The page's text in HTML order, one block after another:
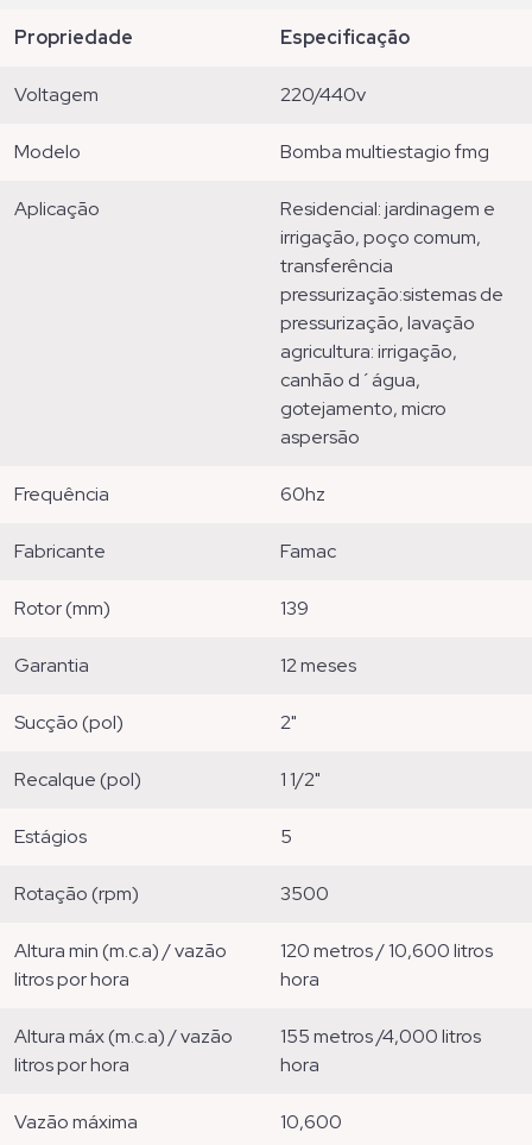
propriedade especificação
voltagem 220/440v
modelo bomba multiestagio fmg
aplicação
residencial: jardinagem e
irrigação, poço comum,
transferência
pressurização:sistemas de
pressurização, lavação
agricultura: irrigação,
canhão d´água,
gotejamento, micro
aspersão
frequência 60hz
fabricante famac
rotor (mm) 139
garantia 12 meses
sucção (pol) 2"
recalque (pol) 1 1/2"
estágios 5
rotação (rpm) 3500
altura min (m.c.a) / vazão
litros por hora
120 metros / 10,600 litros
hora
altura máx (m.c.a) / vazão
litros por hora
155 metros /4,000 litros
hora
vazão máxima 10,600